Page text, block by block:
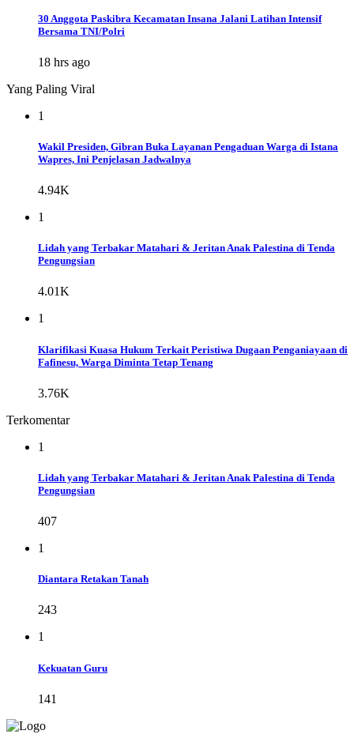
30 Anggota Paskibra Kecamatan Insana Jalani Latihan Intensif
Bersama TNI/Polri
18 hrs ago
Yang Paling Viral
1
Wakil Presiden, Gibran Buka Layanan Pengaduan Warga di Istana
Wapres, Ini Penjelasan Jadwalnya
4.94K
1
Lidah yang Terbakar Matahari & Jeritan Anak Palestina di Tenda
Pengungsian
4.01K
1
Klarifikasi Kuasa Hukum Terkait Peristiwa Dugaan Penganiayaan di
Fafinesu, Warga Diminta Tetap Tenang
3.76K
Terkomentar
1
Lidah yang Terbakar Matahari & Jeritan Anak Palestina di Tenda
Pengungsian
407
1
Diantara Retakan Tanah
243
1
Kekuatan Guru
141